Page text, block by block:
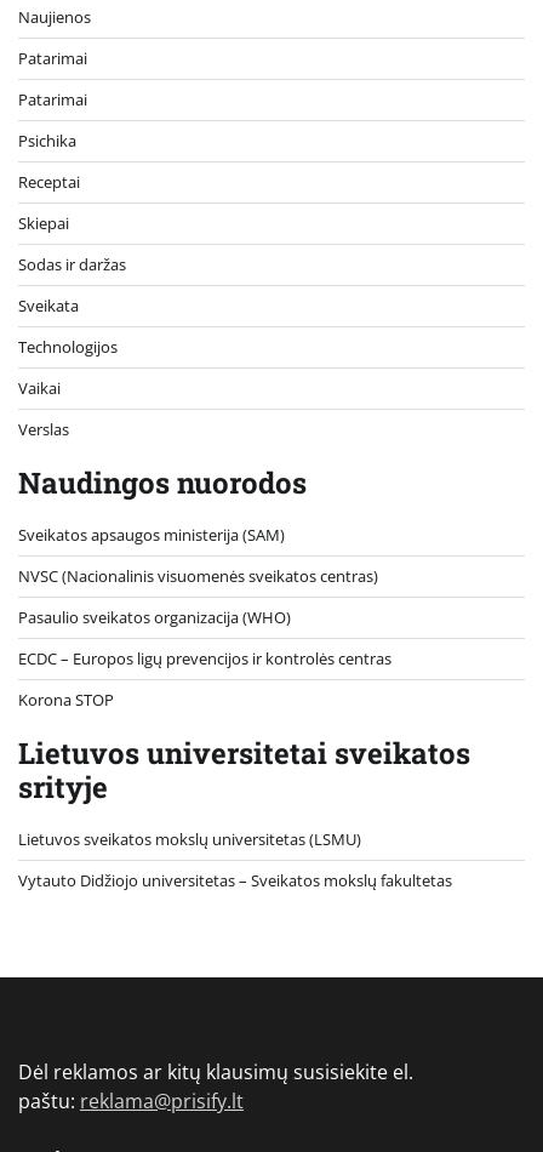
Naujienos
Patarimai
Patarimai
Psichika
Receptai
Skiepai
Sodas ir daržas
Sveikata
Technologijos
Vaikai
Verslas
Naudingos nuorodos
Sveikatos apsaugos ministerija (SAM)
NVSC (Nacionalinis visuomenės sveikatos centras)
Pasaulio sveikatos organizacija (WHO)
ECDC – Europos ligų prevencijos ir kontrolės centras
Korona STOP
Lietuvos universitetai sveikatos
srityje
Lietuvos sveikatos mokslų universitetas (LSMU)
Vytauto Didžiojo universitetas– Sveikatos mokslų fakultetas
Dėl reklamos ar kitų klausimų susisiekite el.
paštu: reklama@prisify.lt